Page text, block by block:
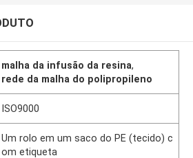
malha da infusão da resina,
rede da malha do polipropileno
ISO9000
Um rolo em um saco do PE (tecido) c
om etiqueta